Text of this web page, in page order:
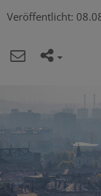
Veröffentlicht: